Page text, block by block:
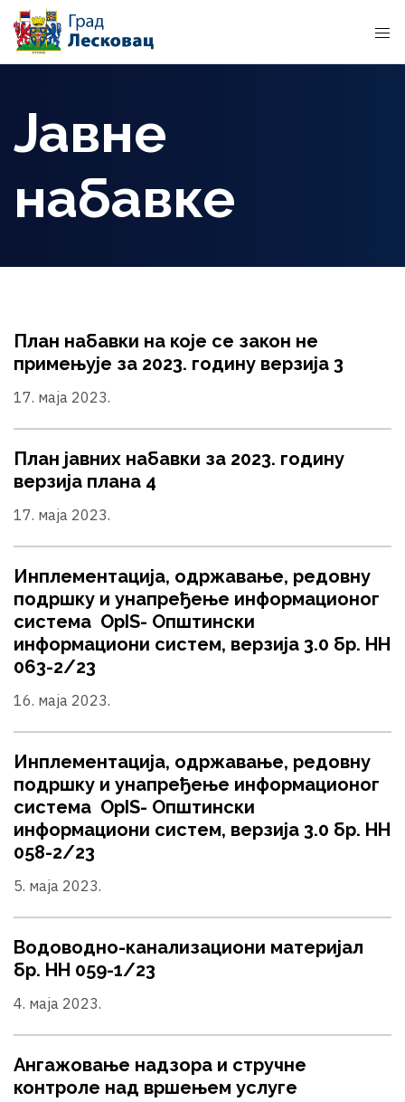
Јавне
набавке
План набавки на које се закон не
примењује за 2023. годину верзија 3
17. маја 2023.
План јавних набавки за 2023. годину
верзија плана 4
17. маја 2023.
Инплементација, одржавање, редовну
подршку и унапређење информационог
система OpIS- Општински
информациони систем, верзија 3.0 бр. НН
063-2/23
16. маја 2023.
Инплементација, одржавање, редовну
подршку и унапређење информационог
система OpIS- Општински
информациони систем, верзија 3.0 бр. НН
058-2/23
5. маја 2023.
Водоводно-канализациони материјал
бр. НН 059-1/23
4. маја 2023.
Ангажовање надзора и стручне
контроле над вршењем услуге